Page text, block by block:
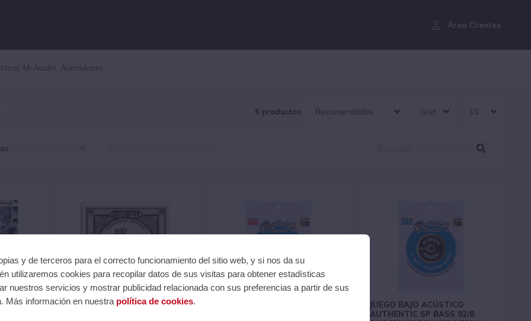
Área Clientes
6 productos
(1)
(2)
JUEGO BAJO ACÚSTICO
JUEGO BAJO ACÚSTICO
AUTHENTIC SP BASS 92/8
y de terceros para el correcto funcionamiento del sitio web, y si nos da su
utilizaremos cookies para recopilar datos de sus visitas para obtener estadísticas
nuestros servicios y mostrar publicidad relacionada con sus preferencias a partir de sus
Más información en nuestra política de cookies.